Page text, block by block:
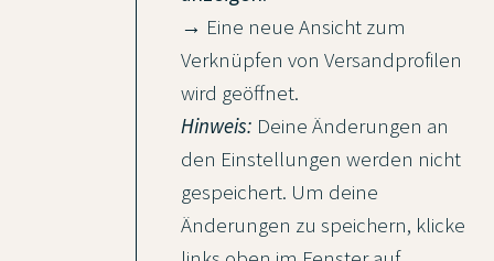
→ Eine neue Ansicht zum
Verknüpfen von Versandprofilen
wird geöffnet.
Hinweis: Deine Änderungen an
den Einstellungen werden nicht
gespeichert. Um deine
Änderungen zu speichern, klicke